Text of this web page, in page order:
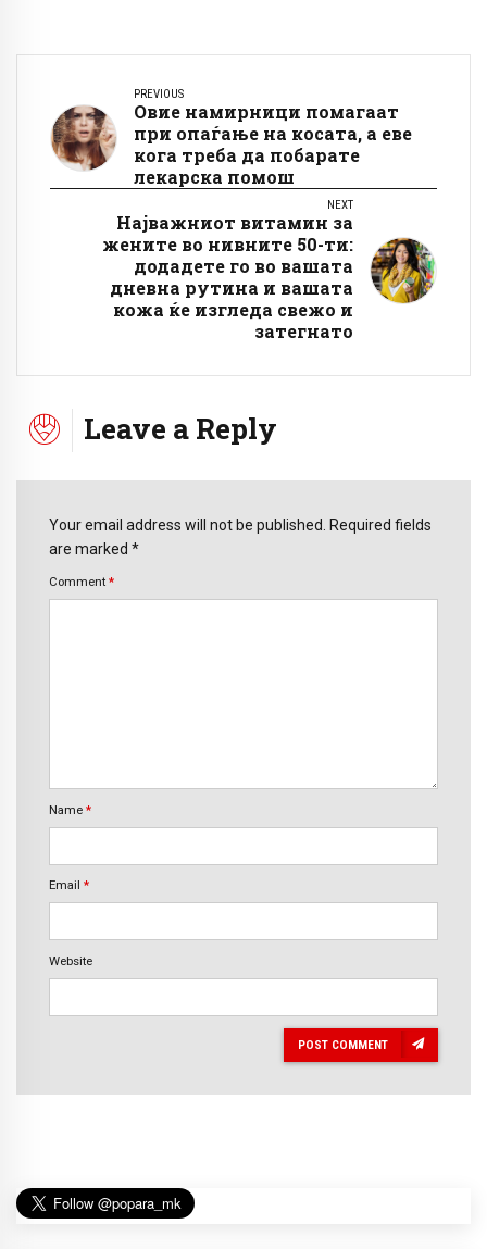
PREVIOUS
Овие намирници помагаат
при опаѓање на косата, а еве
кога треба да побарате
лекарска помош
NEXT
Најважниот витамин за
жените во нивните 50-ти:
додадете го во вашата
дневна рутина и вашата
кожа ќе изгледа свежо и
затегнато
Leave a Reply
Your email address will not be published. Required fields
are marked *
Comment *
Name *
Email *
Website
POST COMMENT